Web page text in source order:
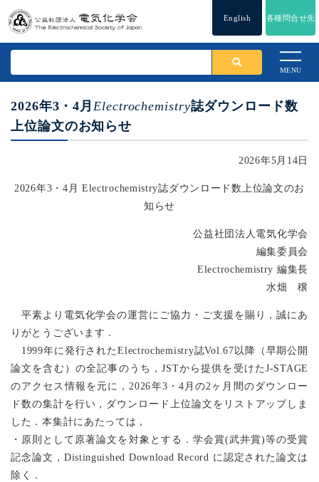
English 各種問合せ先
MENU
2026年3・4月Electrochemistry誌ダウンロード数
上位論文のお知らせ
2026年5月14日
2026年3・4月 Electrochemistry誌ダウンロード数上位論文のお
知らせ
公益社団法人電気化学会
編集委員会
Electrochemistry 編集長
水畑 穣
平素より電気化学会の運営にご協力・ご支援を賜り，誠にあ
りがとうございます．
1999年に発行されたElectrochemistry誌Vol.67以降（早期公開
論文を含む）の全記事のうち，JSTから提供を受けたJ-STAGE
のアクセス情報を元に，2026年3・4月の2ヶ月間のダウンロー
ド数の集計を行い，ダウンロード上位論文をリストアップしま
した．本集計にあたっては，
・原則として原著論文を対象とする．学会賞(武井賞)等の受賞
記念論文，Distinguished Download Record に認定された論文は
除く．